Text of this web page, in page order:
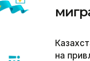
на